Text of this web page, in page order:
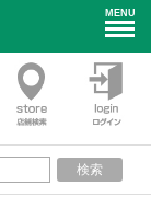
MENU
検索